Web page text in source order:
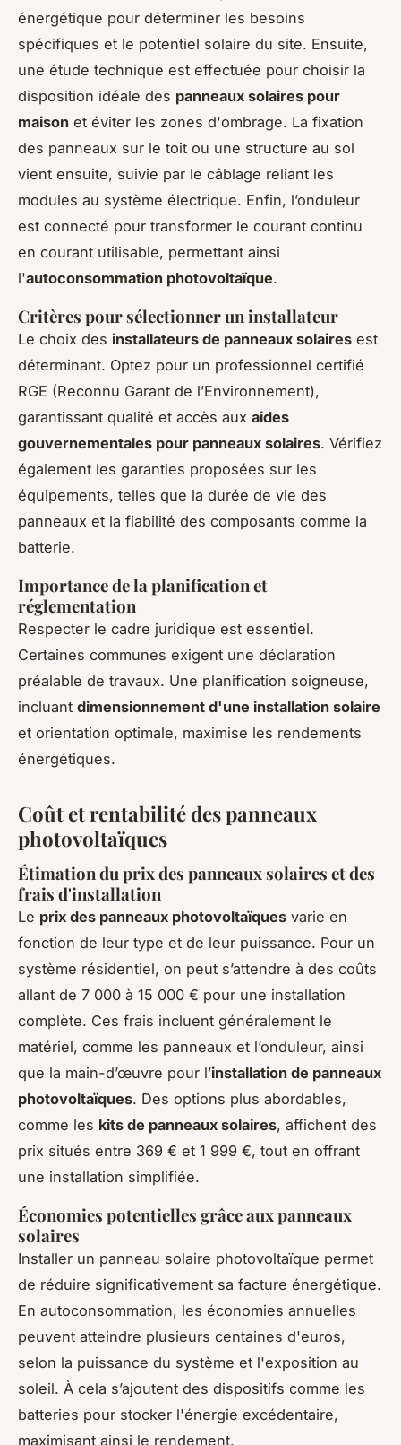
énergétique pour déterminer les besoins
spécifiques et le potentiel solaire du site. Ensuite,
une étude technique est effectuée pour choisir la
disposition idéale des panneaux solaires pour
maison et éviter les zones d'ombrage. La fixation
des panneaux sur le toit ou une structure au sol
vient ensuite, suivie par le câblage reliant les
modules au système électrique. Enfin, l’onduleur
est connecté pour transformer le courant continu
en courant utilisable, permettant ainsi
l'autoconsommation photovoltaïque.
Critères pour sélectionner un installateur
Le choix des installateurs de panneaux solaires est
déterminant. Optez pour un professionnel certifié
RGE (Reconnu Garant de l’Environnement),
garantissant qualité et accès aux aides
gouvernementales pour panneaux solaires. Vérifiez
également les garanties proposées sur les
équipements, telles que la durée de vie des
panneaux et la fiabilité des composants comme la
batterie.
Importance de la planification et
réglementation
Respecter le cadre juridique est essentiel.
Certaines communes exigent une déclaration
préalable de travaux. Une planification soigneuse,
incluant dimensionnement d'une installation solaire
et orientation optimale, maximise les rendements
énergétiques.
Coût et rentabilité des panneaux
photovoltaïques
Étimation du prix des panneaux solaires et des
frais d'installation
Le prix des panneaux photovoltaïques varie en
fonction de leur type et de leur puissance. Pour un
système résidentiel, on peut s’attendre à des coûts
allant de 7 000 à 15 000 € pour une installation
complète. Ces frais incluent généralement le
matériel, comme les panneaux et l’onduleur, ainsi
que la main-d’œuvre pour l’installation de panneaux
photovoltaïques. Des options plus abordables,
comme les kits de panneaux solaires, affichent des
prix situés entre 369 € et 1 999 €, tout en offrant
une installation simplifiée.
Économies potentielles grâce aux panneaux
solaires
Installer un panneau solaire photovoltaïque permet
de réduire significativement sa facture énergétique.
En autoconsommation, les économies annuelles
peuvent atteindre plusieurs centaines d'euros,
selon la puissance du système et l'exposition au
soleil. À cela s’ajoutent des dispositifs comme les
batteries pour stocker l'énergie excédentaire,
maximisant ainsi le rendement.